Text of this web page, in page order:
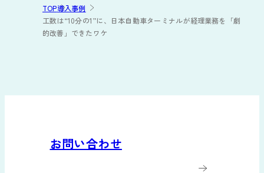
TOP導入事例
工数は“10分の1”に、日本自動車ターミナルが経理業務を「劇
的改善」できたワケ
お問い合わせ